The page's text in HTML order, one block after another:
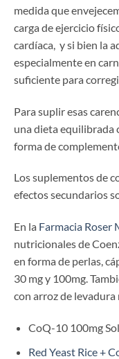
medida que
carga de ejercicio
cardíaca, y si bien la
especialmente en
suficiente para
Para suplir esas
una dieta equilibrada
forma de
Los suplementos de
efectos secundarios
En la Farmacia Roser
nutricionales de
en forma de perlas,
30 mg y 100mg.
con arroz de levadura
CoQ-10 100mg
Red Yeast Rice +